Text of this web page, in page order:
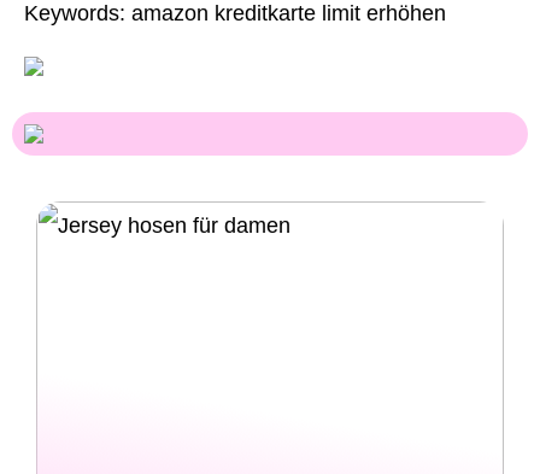
Keywords: amazon kreditkarte limit erhöhen